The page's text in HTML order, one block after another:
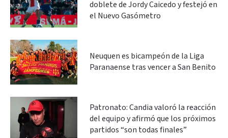
doblete de Jordy Caicedo y festejó en
el Nuevo Gasómetro
Neuquen es bicampeón de la Liga
Paranaense tras vencer a San Benito
Patronato: Candia valoró la reacción
del equipo y afirmó que los próximos
partidos “son todas finales”